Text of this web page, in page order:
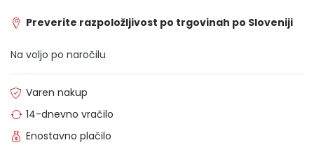
Preverite razpoložljivost po trgovinah po Sloveniji
Na voljo po naročilu
Varen nakup
14-dnevno vračilo
Enostavno plačilo